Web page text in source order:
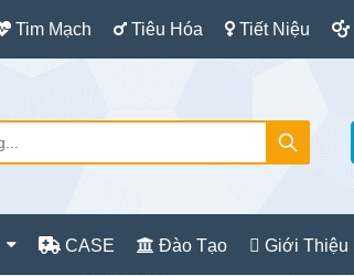
Tim Mạch Tiêu Hóa Tiết Niệu
CASE Đào Tạo Giới Thiệu